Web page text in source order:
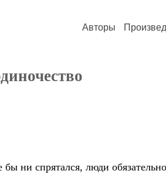
Авторы
ни спрятался, люди